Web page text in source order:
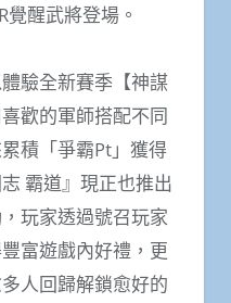
覺醒武將登場。
驗全新賽季【神謀
歡的軍師搭配不同
積「爭霸Pt」獲得
霸道』現正也推出
玩家透過號召玩家
富遊戲內好禮，更
人回歸解鎖愈好的